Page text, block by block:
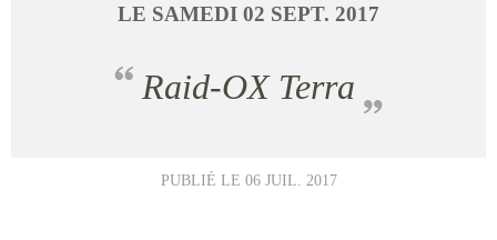
LE SAMEDI 02 SEPT. 2017
Raid-OX Terra
PUBLIÉ LE 06 JUIL. 2017